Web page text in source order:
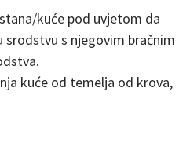
kuće pod uvjetom da
s njegovim bračnim
kuće od temelja od krova,